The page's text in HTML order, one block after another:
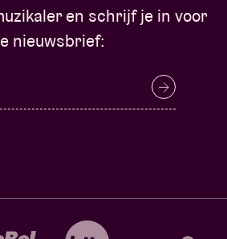
en schrijf je in voor
nieuwsbrief: